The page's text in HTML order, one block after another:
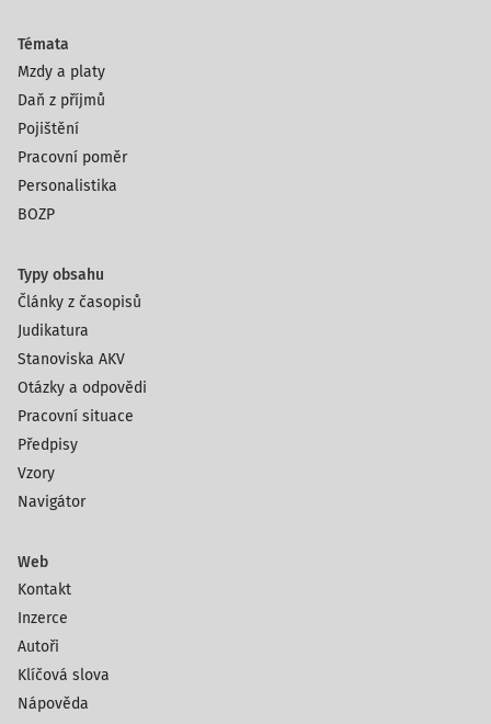
Témata
Mzdy a platy
Daň z příjmů
Pojištění
Pracovní poměr
Personalistika
BOZP
Typy obsahu
Články z časopisů
Judikatura
Stanoviska AKV
Otázky a odpovědi
Pracovní situace
Předpisy
Vzory
Navigátor
Web
Kontakt
Inzerce
Autoři
Klíčová slova
Nápověda